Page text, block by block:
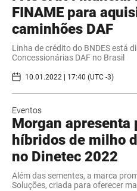
FINAME para
caminhões DAF
Linha de crédito do BNDES está
Concessionárias DAF no Brasil
10.01.2022 | 17:40 (UTC -3)
Eventos
Morgan
híbridos de milho
no Dinetec 2022
Além das sementes, a marca
Soluções, criada para oferecer